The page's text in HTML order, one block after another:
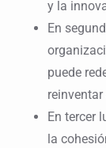
y la
En
puede
En tercer
la